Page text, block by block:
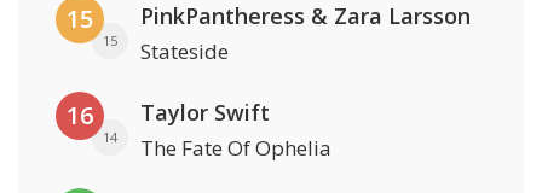
15
15
PinkPantheress & Zara Larsson
Stateside
16
14
Taylor Swift
The Fate Of Ophelia